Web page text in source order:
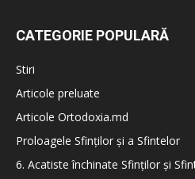
CATEGORIE POPULARĂ
Stiri
Articole preluate
Articole Ortodoxia.md
Proloagele Sfinților și a Sfintelor
6. Acatiste închinate Sfinților și